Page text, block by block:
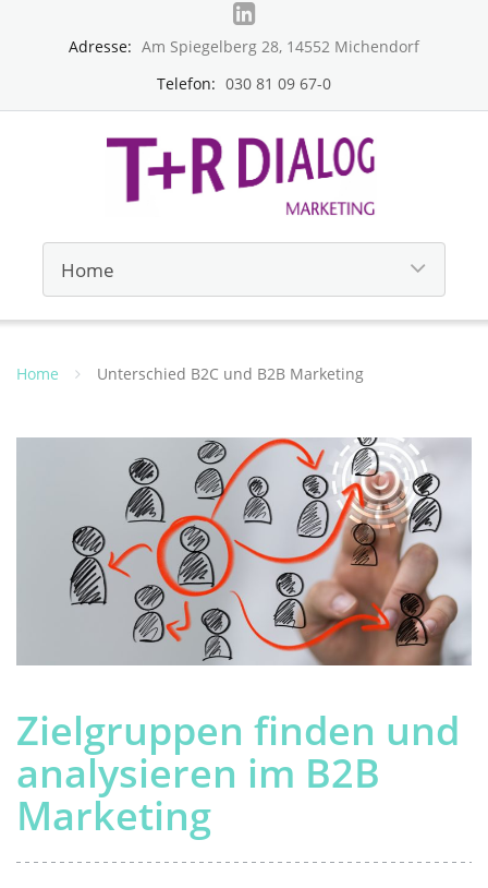
Adresse: Am Spiegelberg 28, 14552 Michendorf
Telefon: 030 81 09 67-0
Home Unterschied B2C und B2B Marketing
Zielgruppen finden und
analysieren im B2B
Marketing